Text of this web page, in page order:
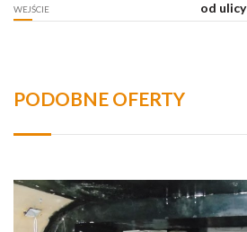
WEJŚCIE od ulicy
PODOBNE OFERTY